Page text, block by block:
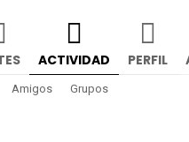
ACTIVIDAD PERFIL
Amigos Grupos